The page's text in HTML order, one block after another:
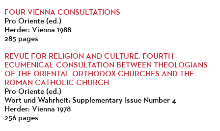
FOUR VIENNA CONSULTATIONS
Pro Oriente (ed.)
Herder: Vienna 1988
285 pages
REVUE FOR RELIGION AND CULTURE. FOURTH
ECUMENICAL CONSULTATION BETWEEN THEOLOGIANS
OF THE ORIENTAL ORTHODOX CHURCHES AND THE
ROMAN CATHOLIC CHURCH
Pro Oriente (ed.)
Wort und Wahrheit; Supplementary Issue Number 4
Herder: Vienna 1978
256 pages